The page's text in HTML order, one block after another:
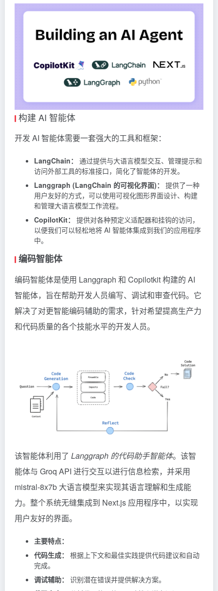
构建 AI 智能体
开发 AI 智能体需要一套强大的工具和框架：
LangChain：
通过提供与大语言模型交互、管理提示和
访问外部工具的标准接口，简化了智能体的开发。
Langgraph (LangChain 的可视化界面)：
提供了一种
用户友好的方式，可以使用可视化图形界面设计、构建
和管理大语言模型工作流程。
CopilotKit：
提供对各种预定义适配器和挂钩的访问，
以便我们可以轻松地将 AI 智能体集成到我们的应用程序
中。
编码智能体
编码智能体是使用 Langgraph 和 Copilotkit 构建的 AI
智能体，旨在帮助开发人员编写、调试和审查代码。它
解决了对更智能编码辅助的需求，针对希望提高生产力
和代码质量的各个技能水平的开发人员。
该智能体利用了 Langgraph 的代码助手智能体。该智
能体与 Groq API 进行交互以进行信息检索，并采用
mistral-8x7b 大语言模型来实现其语言理解和生成能
力。整个系统无缝集成到 Next.js 应用程序中，以实现
用户友好的界面。
主要特点：
代码生成：
根据上下文和最佳实践提供代码建议和自动
完成。
调试辅助：
识别潜在错误并提供解决方案。